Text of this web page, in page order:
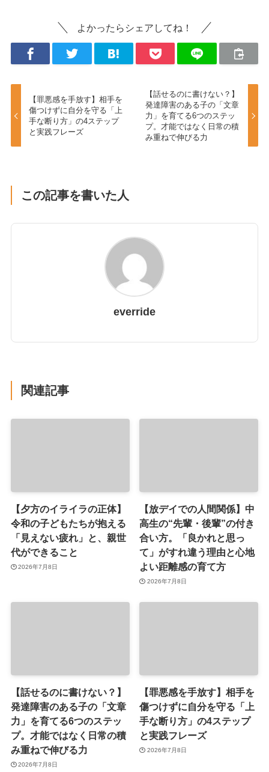
よかったらシェアしてね！
【罪悪感を手放す】相手を
傷つけずに自分を守る「上
手な断り方」の4ステップ
と実践フレーズ
【話せるのに書けない？】
発達障害のある子の「文章
力」を育てる6つのステッ
プ。才能ではなく日常の積
み重ねで伸びる力
この記事を書いた人
everride
関連記事
【夕方のイライラの正体】
令和の子どもたちが抱える
「見えない疲れ」と、親世
代ができること
2026年7月8日
【放デイでの人間関係】中
高生の“先輩・後輩”の付き
合い方。「良かれと思っ
て」がすれ違う理由と心地
よい距離感の育て方
2026年7月8日
【話せるのに書けない？】
発達障害のある子の「文章
力」を育てる6つのステッ
プ。才能ではなく日常の積
み重ねで伸びる力
2026年7月8日
【罪悪感を手放す】相手を
傷つけずに自分を守る「上
手な断り方」の4ステップ
と実践フレーズ
2026年7月8日